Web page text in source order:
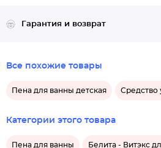
Гарантия и возврат
Все похожие товары
Пена для ванны детская Средство
Категории этого товара
Пена для ванны Белита - Витэкс